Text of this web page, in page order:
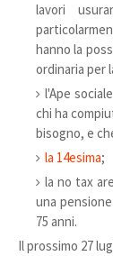
lavori
hanno la
ordinaria per
l'Ape
chi ha
bisogno, e
la 14esima;
la no tax
una
75 anni.
Il prossimo 27